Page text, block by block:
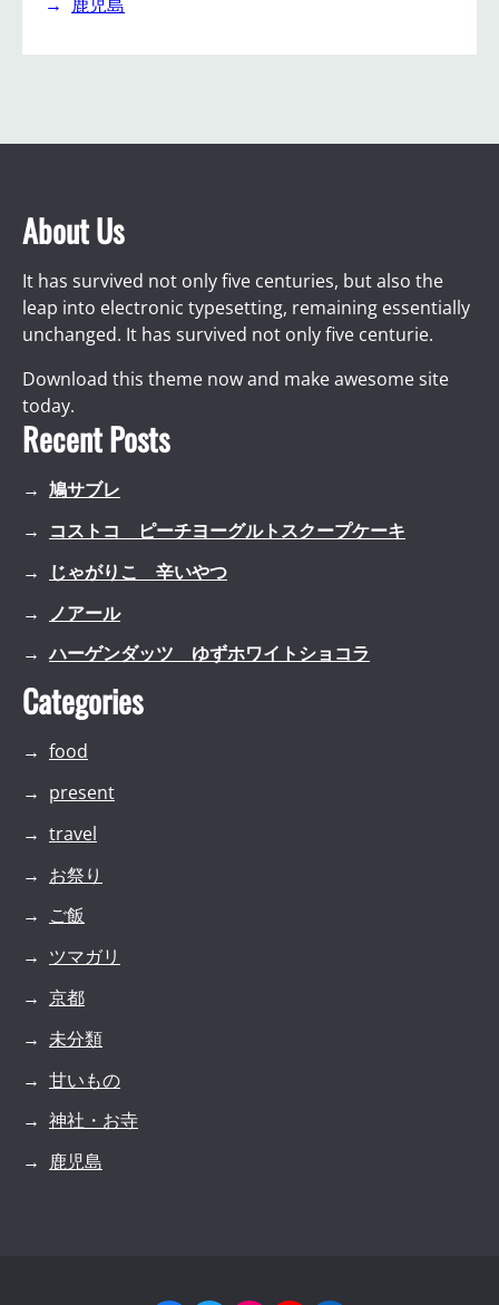
About Us
It has survived not only five centuries, but also the
leap into electronic typesetting, remaining essentially
unchanged. It has survived not only five centurie.
Download this theme now and make awesome site
today.
Recent Posts
鳩サブレ
コストコ ピーチヨーグルトスクープケーキ
じゃがりこ 辛いやつ
ノアール
ハーゲンダッツ ゆずホワイトショコラ
Categories
food
present
travel
お祭り
ご飯
ツマガリ
京都
未分類
甘いもの
神社・お寺
鹿児島